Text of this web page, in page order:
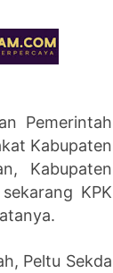
Pemerintah
Kabupaten
Kabupaten
KPK
Peltu Sekda